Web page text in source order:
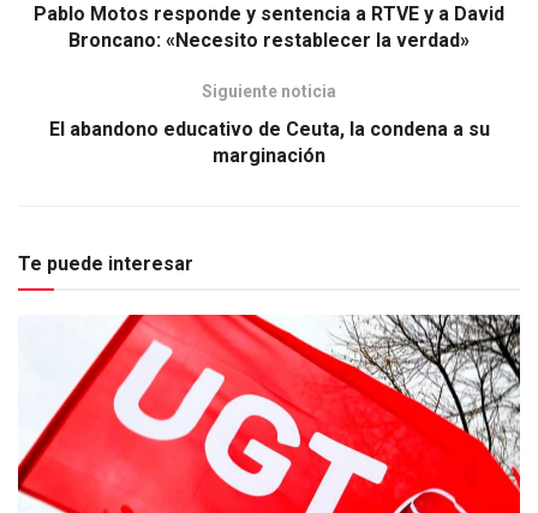
Pablo Motos responde y sentencia a RTVE y a David
Broncano: «Necesito restablecer la verdad»
Siguiente noticia
El abandono educativo de Ceuta, la condena a su
marginación
Te puede interesar